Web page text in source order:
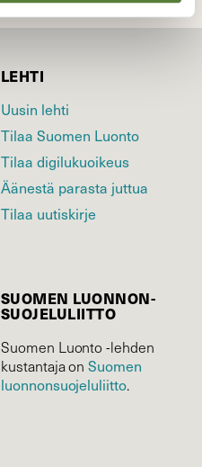
LEHTI
Uusin lehti
Tilaa Suomen Luonto
Tilaa digilukuoikeus
Äänestä parasta juttua
Tilaa uutiskirje
SUOMEN LUONNON­
SUOJELU­LIITTO
Suomen Luonto -lehden
kustantaja onSuomen
luonnonsuojelu­liitto.